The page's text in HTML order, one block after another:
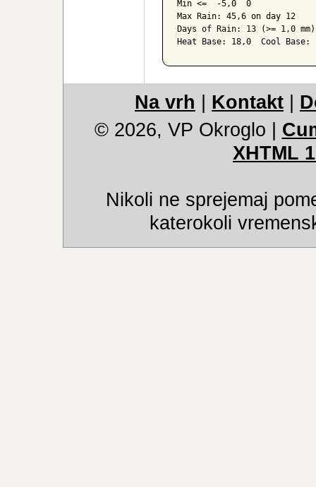
Max <=   0,0  0
Min <=   0,0  0
Min <=  -5,0  0
Max Rain: 45,6 on day 12
Heat Base: 18,0  Cool
Na vrh |Kontakt |
© 2026, VP Okroglo|
Nikoli ne sprejemaj
katerokoli